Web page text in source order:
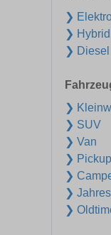
❯
❯ Hybrid
❯ Diesel
❯
❯ SUV
❯ Van
❯ Pickup
❯
❯
❯